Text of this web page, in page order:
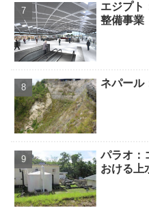
エジプト
整備事業
ネパール
パラオ：
おける上